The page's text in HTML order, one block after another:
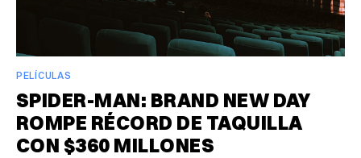
PELÍCULAS
SPIDER-MAN: BRAND NEW DAY
ROMPE RÉCORD DE TAQUILLA
CON $360 MILLONES